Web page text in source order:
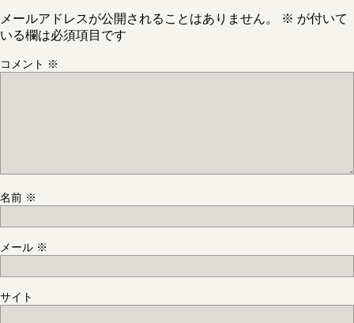
メールアドレスが公開されることはありません。 ※ が付いて
いる欄は必須項目です
コメント ※
名前 ※
メール ※
サイト